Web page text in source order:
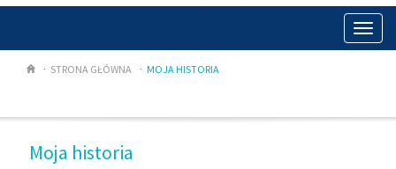
STRONA GŁÓWNA MOJA HISTORIA
Moja historia